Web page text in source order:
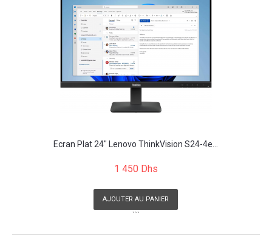
Écran Plat 24" Lenovo ThinkVision S24-4e...
1 450 Dhs
AJOUTER AU PANIER
```